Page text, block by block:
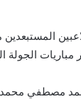
المستبعدين
الجولة
أحمد مصطفي